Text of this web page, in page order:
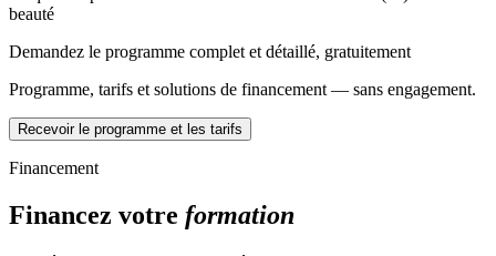
compte.
Organisation et cadre réglementaire
règles du métier et gérer les bases d’une activité esthétique.
Si vous êtes déjà titulaire d’un diplôme de niveau CAP, bac ou plus,
vous pouvez être dispensé des matières générales
(français/anglais/mathématiques/...)
Parties théoriques
Parties pratiques : Soins, maquillage, épilation, vente et
relation client, pratiques professionnelles.
beauté
Demandez le programme complet et détaillé, gratuitement
Programme, tarifs et solutions de financement — sans engagement.
Recevoir le programme et les tarifs
Financement
Financez votre formation